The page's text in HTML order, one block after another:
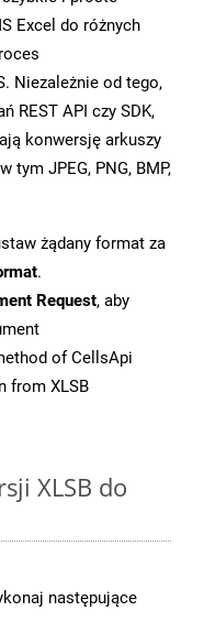
Excel do różnych
Niezależnie od tego,
REST API czy SDK,
konwersję arkuszy
tym JPEG, PNG, BMP,
żądany format za
.
Request, aby
of CellsApi
from XLSB
XLSB do
następujące